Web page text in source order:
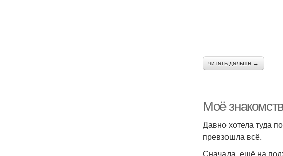
читать дальше →
Моё
Давно хотела туда
превзошла всё.